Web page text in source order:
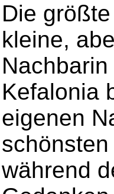
Die
kleine,
Kefalonia
eigenen
während